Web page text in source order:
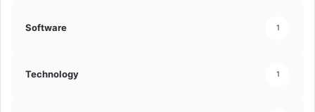
Software 1
Technology 1